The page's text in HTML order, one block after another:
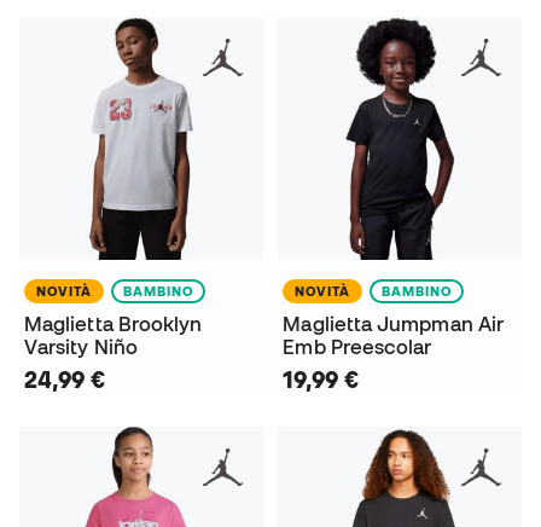
NOVITÀ BAMBINO
Maglietta Brooklyn
Varsity Niño
24,99 €
NOVITÀ BAMBINO
Maglietta Jumpman Air
Emb Preescolar
19,99 €